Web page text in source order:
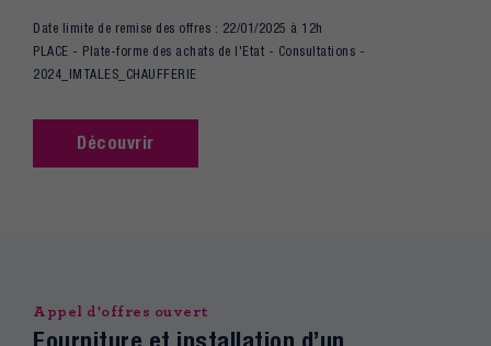
Date limite de remise des offres : 22/01/2025 à 12h
PLACE - Plate-forme des achats de l'Etat - Consultations -
2024_IMTALES_CHAUFFERIE
Découvrir
Appel d'offres ouvert